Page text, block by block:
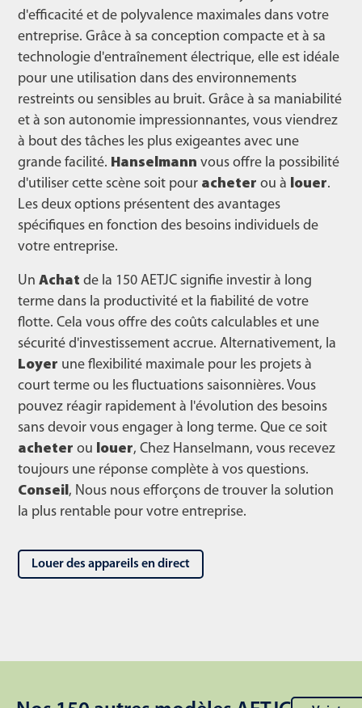
d'efficacité et de polyvalence maximales dans votre
entreprise. Grâce à sa conception compacte et à sa
technologie d'entraînement électrique, elle est idéale
pour une utilisation dans des environnements
restreints ou sensibles au bruit. Grâce à sa maniabilité
et à son autonomie impressionnantes, vous viendrez
à bout des tâches les plus exigeantes avec une
grande facilité. Hanselmann vous offre la possibilité
d'utiliser cette scène soit pour acheter ou à louer.
Les deux options présentent des avantages
spécifiques en fonction des besoins individuels de
votre entreprise.
Un Achat de la 150 AETJC signifie investir à long
terme dans la productivité et la fiabilité de votre
flotte. Cela vous offre des coûts calculables et une
sécurité d'investissement accrue. Alternativement, la
Loyer une flexibilité maximale pour les projets à
court terme ou les fluctuations saisonnières. Vous
pouvez réagir rapidement à l'évolution des besoins
sans devoir vous engager à long terme. Que ce soit
acheter ou louer, Chez Hanselmann, vous recevez
toujours une réponse complète à vos questions.
Conseil, Nous nous efforçons de trouver la solution
la plus rentable pour votre entreprise.
Louer des appareils en direct